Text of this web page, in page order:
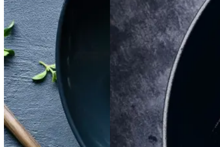
SatjaSatja de
pollopollo
Gem opskrift
Aftensmad
BraiseretBraiseret
oksetværreboksetvæ
rreb
Gem opskrift
Dansk mad